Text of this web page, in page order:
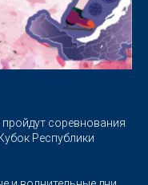
соревнования
Республики